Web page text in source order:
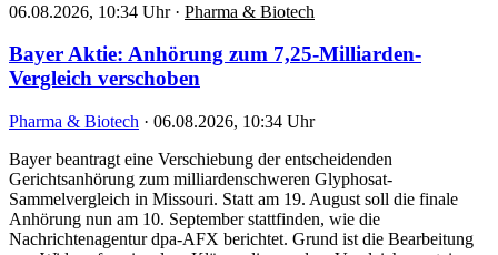
06.08.2026, 10:34 Uhr · Pharma & Biotech
Bayer Aktie: Anhörung zum 7,25-Milliarden-
Vergleich verschoben
Pharma & Biotech · 06.08.2026, 10:34 Uhr
Bayer beantragt eine Verschiebung der entscheidenden
Gerichtsanhörung zum milliardenschweren Glyphosat-
Sammelvergleich in Missouri. Statt am 19. August soll die finale
Anhörung nun am 10. September stattfinden, wie die
Nachrichtenagentur dpa-AFX berichtet. Grund ist die Bearbeitung